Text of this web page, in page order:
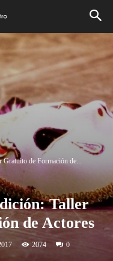
de Formación de...
Taller
de Actores
2074 0